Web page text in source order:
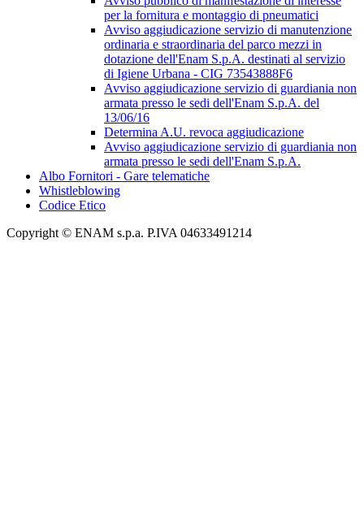
per la fornitura e montaggio di pneumatici
Avviso aggiudicazione servizio di manutenzione
ordinaria e straordinaria del parco mezzi in
dotazione dell'Enam S.p.A. destinati al servizio
di Igiene Urbana - CIG 73543888F6
Avviso aggiudicazione servizio di guardiania non
armata presso le sedi dell'Enam S.p.A. del
13/06/16
Determina A.U. revoca aggiudicazione
Avviso aggiudicazione servizio di guardiania non
armata presso le sedi dell'Enam S.p.A.
Albo Fornitori - Gare telematiche
Whistleblowing
Codice Etico
Copyright © ENAM s.p.a. P.IVA 04633491214